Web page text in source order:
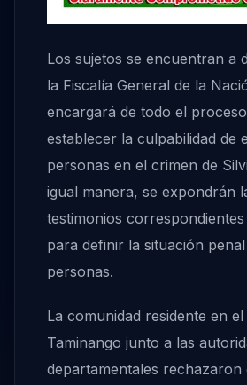
Los sujetos se encuentran a
la Fiscalía General de la
encargará de todo el
establecer la culpabilidad de
personas en el crimen de
igual manera, se expondrán
testimonios
para definir la situación
personas.
La comunidad residente en
Taminango junto a las
departamentales rechazaron